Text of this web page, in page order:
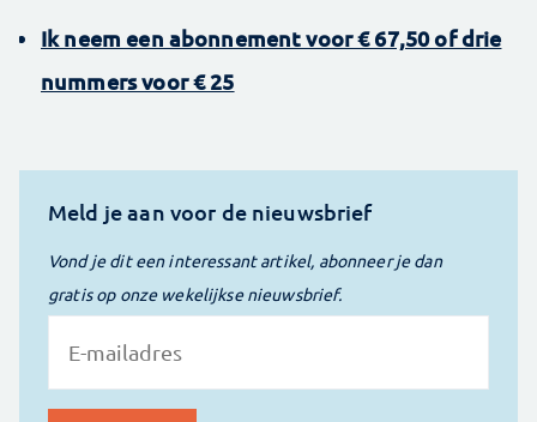
Ik neem een abonnement voor € 67,50 of drie
nummers voor € 25
Meld je aan voor de nieuwsbrief
Vond je dit een interessant artikel, abonneer je dan
gratis op onze wekelijkse nieuwsbrief.